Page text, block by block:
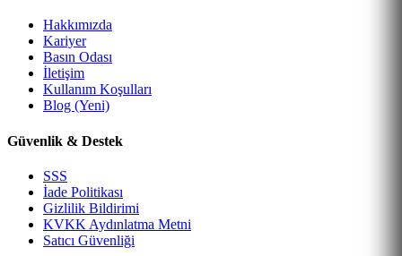
Hakkımızda
Kariyer
Basın Odası
İletişim
Kullanım Koşulları
Blog (Yeni)
Güvenlik & Destek
SSS
İade Politikası
Gizlilik Bildirimi
KVKK Aydınlatma Metni
Satıcı Güvenliği